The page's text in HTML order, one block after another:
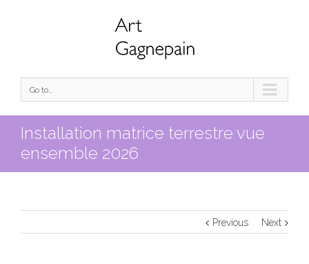
Go to...
Installation matrice terrestre vue
ensemble 2026
Previous Next